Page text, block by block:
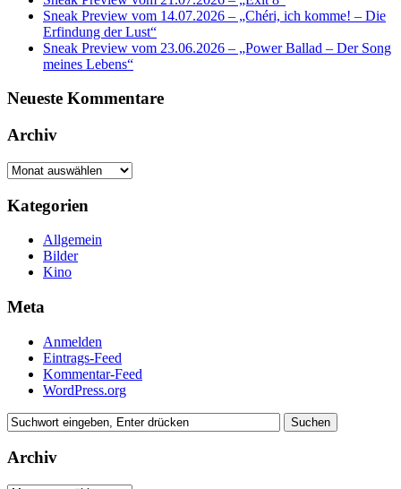
Sneak Preview vom 14.07.2026 – „Chéri, ich komme! – Die
Erfindung der Lust“
Sneak Preview vom 23.06.2026 – „Power Ballad – Der Song
meines Lebens“
Neueste Kommentare
Archiv
Archiv
Kategorien
Allgemein
Bilder
Kino
Meta
Anmelden
Eintrags-Feed
Kommentar-Feed
WordPress.org
Archiv